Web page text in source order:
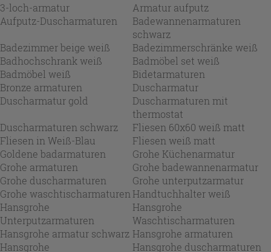
3-loch-armatur
Armatur aufputz
Aufputz-Duscharmaturen
Badewannenarmaturen
schwarz
Badezimmer beige weiß
Badezimmerschränke weiß
Badhochschrank weiß
Badmöbel set weiß
Badmöbel weiß
Bidetarmaturen
Bronze armaturen
Duscharmatur
Duscharmatur gold
Duscharmaturen mit
thermostat
Duscharmaturen schwarz
Fliesen 60x60 weiß matt
Fliesen in Weiß-Blau
Fliesen weiß matt
Goldene badarmaturen
Grohe Küchenarmatur
Grohe armaturen
Grohe badewannenarmatur
Grohe duscharmaturen
Grohe unterputzarmatur
Grohe waschtischarmaturen Handtuchhalter weiß
Hansgrohe
Unterputzarmaturen
Hansgrohe
Waschtischarmaturen
Hansgrohe armatur schwarz Hansgrohe armaturen
Hansgrohe
Hansgrohe duscharmaturen